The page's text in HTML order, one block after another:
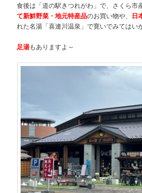
食後は「道の駅きつれがわ」で、さくら市
て新鮮野菜・地元特産品のお買い物や、 日
れた名湯「喜連川温泉」で寛いでみてはい
足湯もありますよ～